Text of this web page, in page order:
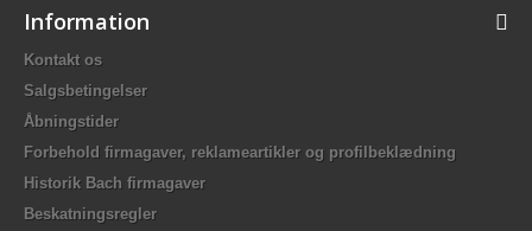
Information
Kontakt os
Salgsbetingelser
Åbningstider
Forbehold firmagaver, reklameartikler og profilbeklædning
Historik Bach firmagaver
Beskatningsregler